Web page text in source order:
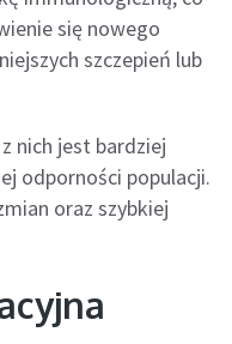
się nowego
szczepień lub
nich jest bardziej
odporności populacji.
oraz szybkiej